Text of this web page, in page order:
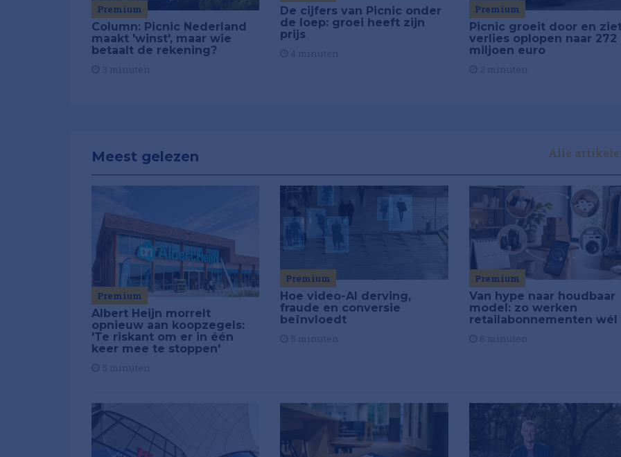
Premium
Column: Picnic Nederland
maakt 'winst', maar wie
betaalt de rekening?
De cijfers van Picnic onder
de loep: groei heeft zijn
prijs
Premium
Picnic groeit door en
verlies oplopen naar 272
miljoen euro
Meest gelezen Alle
Premium
Albert Heijn morrelt
opnieuw aan koopzegels:
'Te riskant om er in één
keer mee te stoppen'
Premium
Hoe video-AI derving,
fraude en conversie
beïnvloedt
Premium
Van hype naar houdbaar
model: zo werken
retailabonnementen wél